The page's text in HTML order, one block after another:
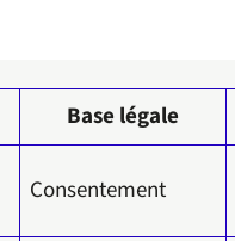
Base légale
Consentement